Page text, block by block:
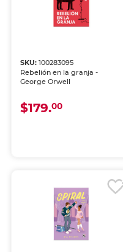
SKU:100283095
Rebelión en la granja -
George Orwell
$179.00